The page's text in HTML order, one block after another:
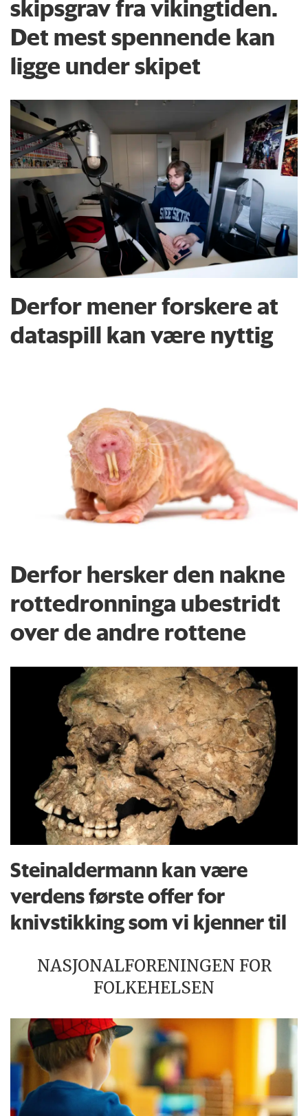
skipsgrav fra vikingtiden.
Det mest spennende kan
ligge under skipet
Derfor mener forskere at
dataspill kan være nyttig
Derfor hersker den nakne
rottedronninga ubestridt
over de andre rottene
Steinaldermann kan være
verdens første offer for
knivstikking som vi kjenner til
NASJONALFORENINGEN FOR
FOLKEHELSEN